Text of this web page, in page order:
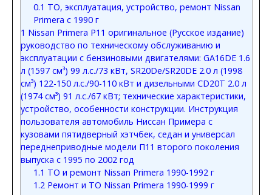
0.1 ТО, эксплуатация, устройство, ремонт Nissan
Primera с 1990 г
1 Nissan Primera P11 оригинальное (Русское издание)
руководство по техническому обслуживанию и
эксплуатации с бензиновыми двигателями: GA16DE 1.6
л (1597 см³) 99 л.с./73 кВт, SR20De/SR20DE 2.0 л (1998
см³) 122-150 л.с./90-110 кВт и дизельными CD20T 2.0 л
(1974 см³) 91 л.с./67 кВт; технические характеристики,
устройство, особенности конструкции. Инструкция
пользователя автомобиль Ниссан Примера с
кузовами пятидверный хэтчбек, седан и универсал
переднеприводные модели П11 второго поколения
выпуска с 1995 по 2002 год
1.1 ТО и ремонт Nissan Primera 1990-1992 г
1.2 Ремонт и ТО Nissan Primera 1990-1999 г